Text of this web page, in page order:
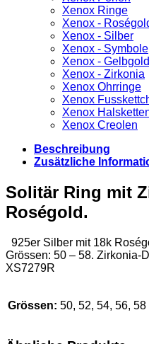
Xenox Ringe
Xenox -
Xenox - Silber
Xenox - Symbole
Xenox - Gelbgold
Xenox - Zirkonia
Xenox Ohrringe
Xenox
Xenox
Xenox Creolen
Beschreibung
Zusätzliche
Solitär Ring mit
Roségold.
925er Silber mit 18k
Grössen: 50 – 58. Zirkonia-
XS7279R
Grössen: 50, 52, 54, 56, 58